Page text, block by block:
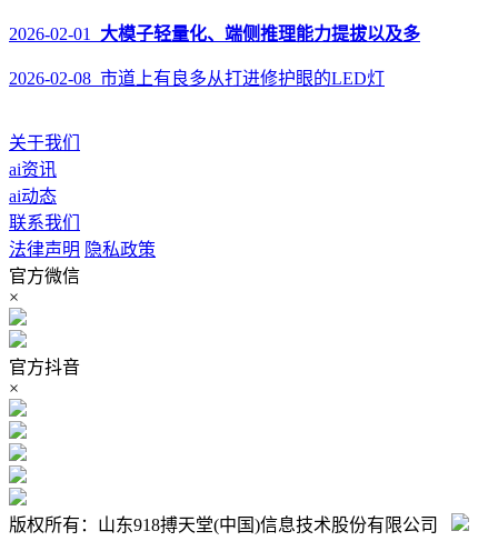
2026-02-01 大模子轻量化、端侧推理能力提拔以及多
2026-02-08 市道上有良多从打进修护眼的LED灯
关于我们
ai资讯
ai动态
联系我们
法律声明 隐私政策
官方微信
×
官方抖音
×
版权所有：山东918搏天堂(中国)信息技术股份有限公司